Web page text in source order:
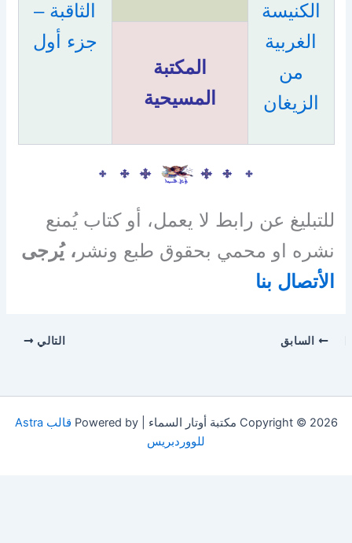
الكنيسة
الغربية
من
الزيغان
الثاقبة –
جزء أول
المكتبة
المسيحية
للتبليغ عن رابط لا يعمل، أو كتاب يُمنع
نشره او محمي بحقوق طبع ونشر ، يُرجى
الأتصال بنا
السابق التالي
Copyright © 2026 مكتبة أوتار السماء | Powered by
قالب Astra
للووردبريس